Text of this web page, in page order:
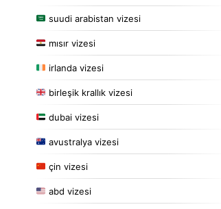
suudi arabistan vizesi
mısır vizesi
irlanda vizesi
birleşik krallık vizesi
dubai vizesi
avustralya vizesi
çin vizesi
abd vizesi